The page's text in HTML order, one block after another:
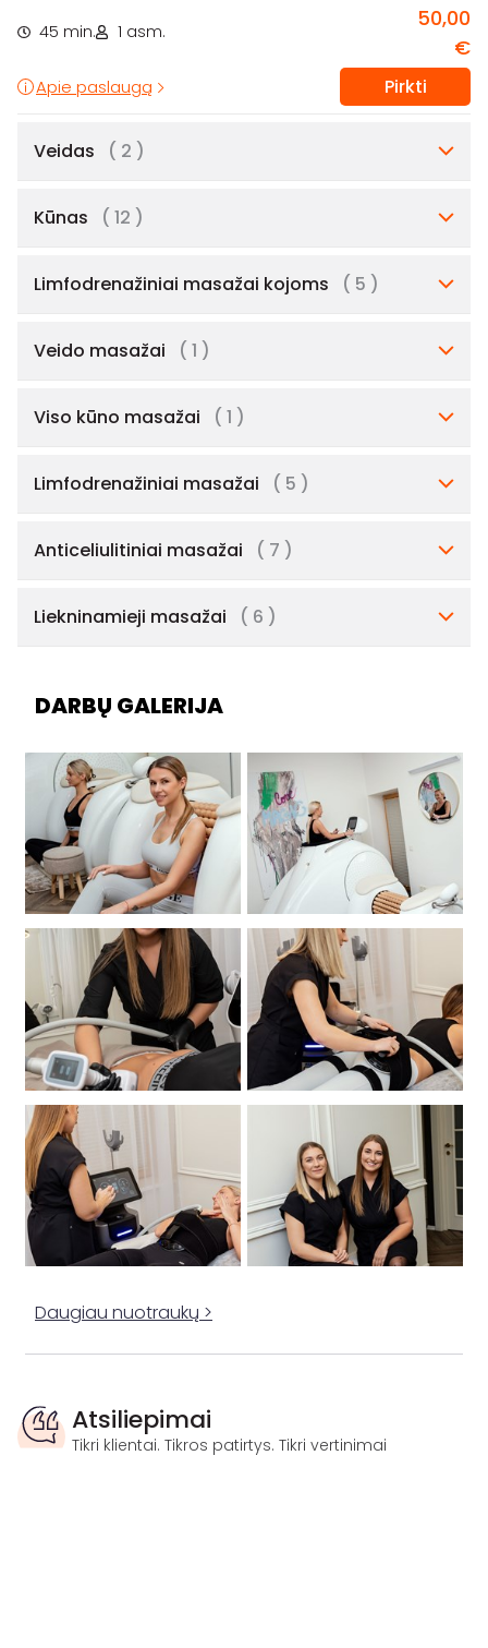
45 min. 1 asm.
50,00
€
Apie paslaugą Pirkti
Veidas ( 2 )
Kūnas ( 12 )
Limfodrenažiniai masažai kojoms ( 5 )
Veido masažai ( 1 )
Viso kūno masažai ( 1 )
Limfodrenažiniai masažai ( 5 )
Anticeliulitiniai masažai ( 7 )
Liekninamieji masažai ( 6 )
DARBŲ GALERIJA
Daugiau nuotraukų >
Atsiliepimai
Tikri klientai. Tikros patirtys. Tikri vertinimai